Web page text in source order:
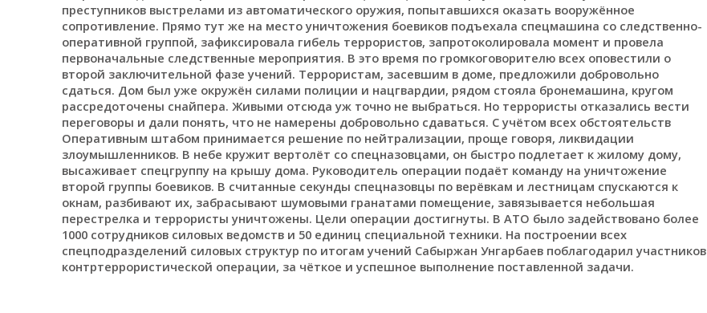
преступников выстрелами из автоматического оружия, попытавшихся оказать вооружённое
сопротивление. Прямо тут же на место уничтожения боевиков подъехала спецмашина со следственно-
оперативной группой, зафиксировала гибель террористов, запротоколировала момент и провела
первоначальные следственные мероприятия. В это время по громкоговорителю всех оповестили о
второй заключительной фазе учений. Террористам, засевшим в доме, предложили добровольно
сдаться. Дом был уже окружён силами полиции и нацгвардии, рядом стояла бронемашина, кругом
рассредоточены снайпера. Живыми отсюда уж точно не выбраться. Но террористы отказались вести
переговоры и дали понять, что не намерены добровольно сдаваться. С учётом всех обстоятельств
Оперативным штабом принимается решение по нейтрализации, проще говоря, ликвидации
злоумышленников. В небе кружит вертолёт со спецназовцами, он быстро подлетает к жилому дому,
высаживает спецгруппу на крышу дома. Руководитель операции подаёт команду на уничтожение
второй группы боевиков. В считанные секунды спецназовцы по верёвкам и лестницам спускаются к
окнам, разбивают их, забрасывают шумовыми гранатами помещение, завязывается небольшая
перестрелка и террористы уничтожены. Цели операции достигнуты. В АТО было задействовано более
1000 сотрудников силовых ведомств и 50 единиц специальной техники. На построении всех
спецподразделений силовых структур по итогам учений Сабыржан Унгарбаев поблагодарил участников
контртеррористической операции, за чёткое и успешное выполнение поставленной задачи.